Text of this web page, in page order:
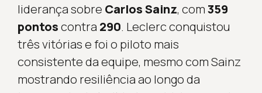
liderança sobre Carlos Sainz, com359
pontoscontra 290. Leclerc conquistou
três vitórias e foi o piloto mais
consistente da equipe, mesmo com Sainz
mostrando resiliência ao longo da